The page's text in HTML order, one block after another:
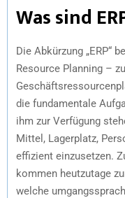
Was sind
Die Abkürzung „ERP“
Resource Planning –
die fundamentale
ihm zur Verfügung
Mittel, Lagerplatz,
effizient einzusetzen.
kommen heutzutage
welche